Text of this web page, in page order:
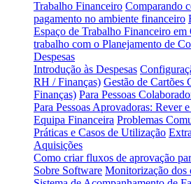
Trabalho Financeiro Comparando
pagamento no ambiente financeiro
Espaço de Trabalho Financeiro em
trabalho com o Planejamento de
Despesas
Introdução às Despesas
RH / Finanças) Gestão de Cartões
Finanças) Para Pessoas
Para Pessoas Aprovadoras: Rever
Equipa Financeira Problemas
Práticas e Casos de Utilização
Aquisições
Como criar fluxos de aprovação
Sobre Software Monitorização dos